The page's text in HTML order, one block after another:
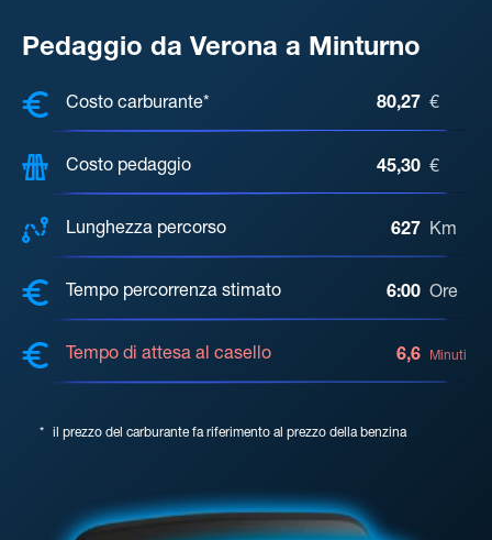
Pedaggio da Verona a Minturno
COSTI, DISTANZA, TEMPO DI
Costo carburante* 80,27 €
Costo pedaggio 45,30 €
Lunghezza percorso 627 Km
Tempo percorrenza stimato 6:00 Ore
Tempo di attesa al casello 6,6 Minuti
* il prezzo del carburante fa riferimento al prezzo della benzina